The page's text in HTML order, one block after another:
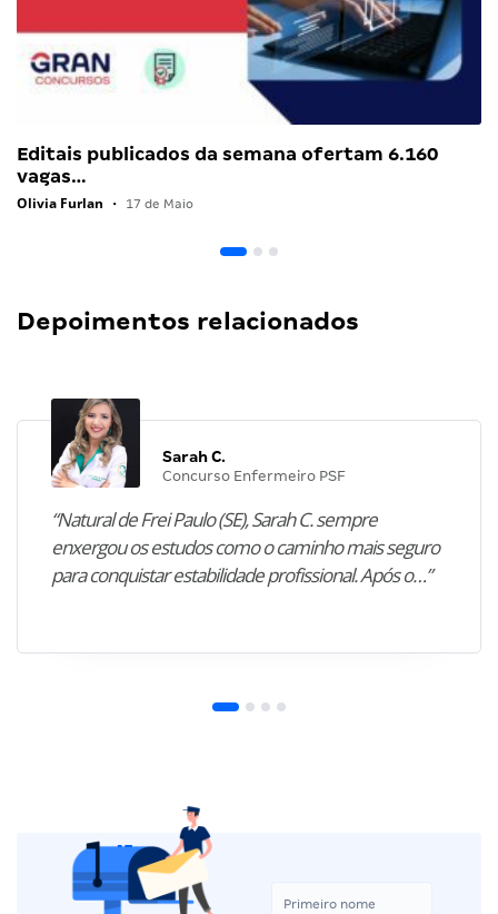
Editais publicados da semana ofertam 6.160
vagas…
Olivia Furlan • 17 de Maio
Depoimentos relacionados
Sarah C.
Concurso Enfermeiro PSF
“Natural de Frei Paulo (SE), Sarah C. sempre
enxergou os estudos como o caminho mais seguro
para conquistar estabilidade profissional. Após o…”